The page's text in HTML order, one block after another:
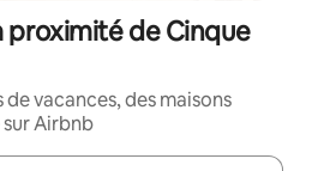
proximité de Cinque
vacances, des maisons
Airbnb